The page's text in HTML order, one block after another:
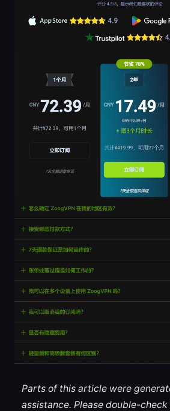
Parts of this article were
assistance. Please double-